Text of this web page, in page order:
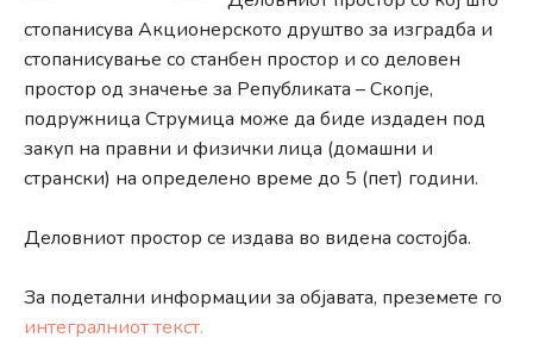
стопанисува Акционерското друштво за изградба и
стопанисување со станбен простор и со деловен
простор од значење за Републиката – Скопје,
подружница Струмица може да биде издаден под
закуп на правни и физички лица (домашни и
странски) на определено време до 5 (пет) години.
Деловниот простор се издава во видена состојба.
За подетални информации за објавата, преземете го
интегралниот текст.